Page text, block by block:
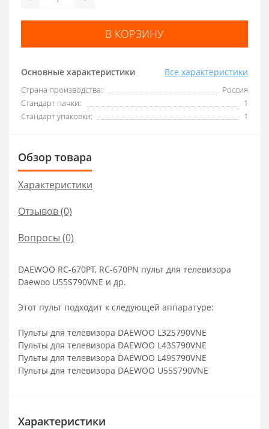
Основные характеристики Все характеристики
Страна производства:
Россия
Стандарт пачки:
1
Стандарт упаковки:
1
В КОРЗИНУ
Обзор товара
Характеристики
Отзывов (0)
Вопросы (0)
DAEWOO RC-670PT, RC-670PN пульт для телевизора
Daewoo U55S790VNE и др.
Этот пульт подходит к следующей аппаратуре:
Пульты для телевизора DAEWOO L32S790VNE
Пульты для телевизора DAEWOO L43S790VNE
Пульты для телевизора DAEWOO L49S790VNE
Пульты для телевизора DAEWOO U55S790VNE
Характеристики